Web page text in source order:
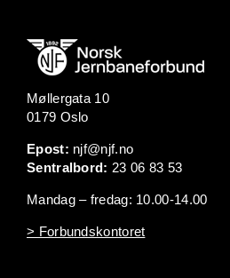
Møllergata 10
0179 Oslo
Epost: njf@njf.no
Sentralbord: 23 06 83 53
Mandag – fredag: 10.00-14.00
> Forbundskontoret